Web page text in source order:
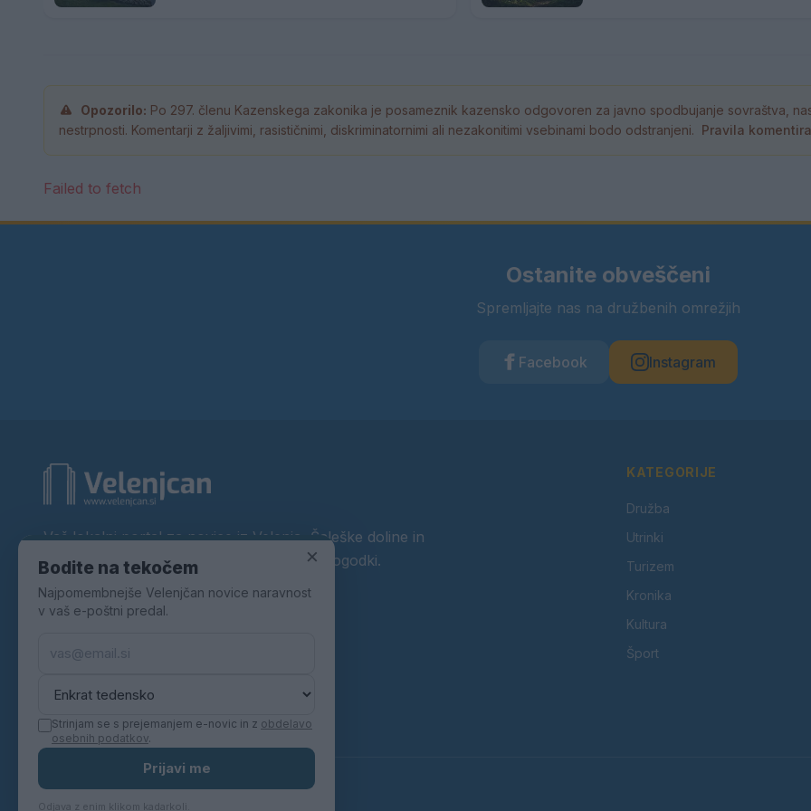
Opozorilo: Po 297. členu Kazenskega zakonika je posameznik kazensko odgovoren za javno spodbujanje sovraštva,
nestrpnosti. Komentarji z žaljivimi, rasističnimi, diskriminatornimi ali nezakonitimi vsebinami bodo odstranjeni. Pravila
Failed to fetch
Ostanite obveščeni
Spremljajte nas na družbenih omrežjih
Facebook Instagram
Vaš lokalni portal za novice iz Velenja, Šaleške doline in
okolice. Aktualne novice, šport, kultura, dogodki.
Povezujemo Velenje.
KATEGORIJE
Družba
Utrinki
Turizem
Kronika
Kultura
Šport
×
Bodite na tekočem
Najpomembnejše Velenjčan novice naravnost
v vaš e-poštni predal.
Strinjam se s prejemanjem e-novic in z obdelavo
osebnih podatkov.
Prijavi me
Odjava z enim klikom kadarkoli.